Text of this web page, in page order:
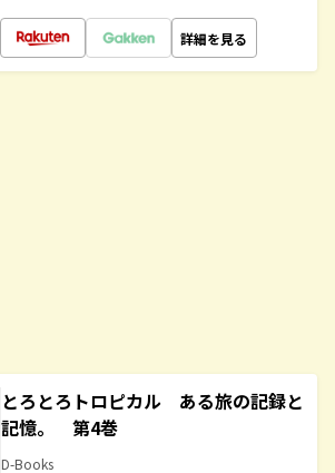
詳細を見る
とろとろトロピカル ある旅の記録と
記憶。 第4巻
D-Books